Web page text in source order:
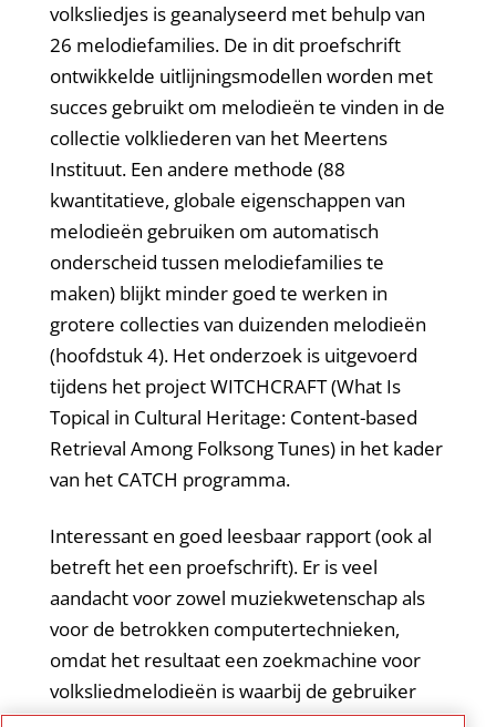
volksliedjes is geanalyseerd met behulp van
26 melodiefamilies. De in dit proefschrift
ontwikkelde uitlijningsmodellen worden met
succes gebruikt om melodieën te vinden in de
collectie volkliederen van het Meertens
Instituut. Een andere methode (88
kwantitatieve, globale eigenschappen van
melodieën gebruiken om automatisch
onderscheid tussen melodiefamilies te
maken) blijkt minder goed te werken in
grotere collecties van duizenden melodieën
(hoofdstuk 4). Het onderzoek is uitgevoerd
tijdens het project WITCHCRAFT (What Is
Topical in Cultural Heritage: Content-based
Retrieval Among Folksong Tunes) in het kader
van het CATCH programma.
Interessant en goed leesbaar rapport (ook al
betreft het een proefschrift). Er is veel
aandacht voor zowel muziekwetenschap als
voor de betrokken computertechnieken,
omdat het resultaat een zoekmachine voor
volksliedmelodieën is waarbij de gebruiker
een melodie fragment oftewel een audio